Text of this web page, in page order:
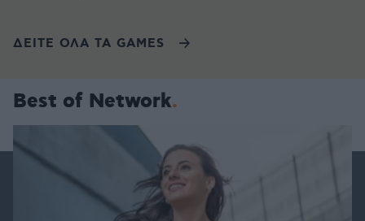
ΔΕΙΤΕ ΟΛΑ ΤΑ GAMES
Best of Network